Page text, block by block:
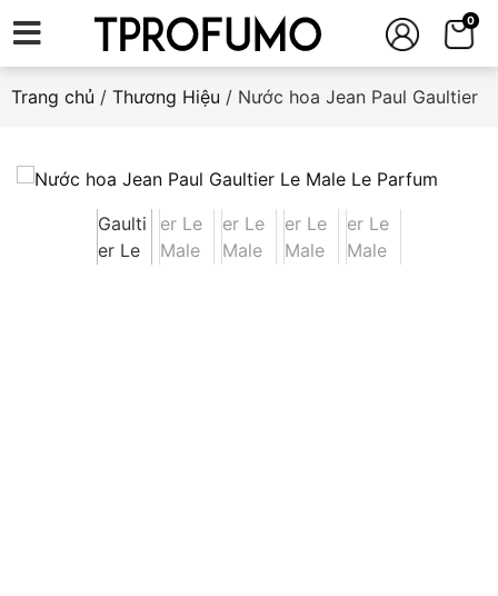
0
Trang chủ / Thương Hiệu / Nước hoa Jean Paul Gaultier